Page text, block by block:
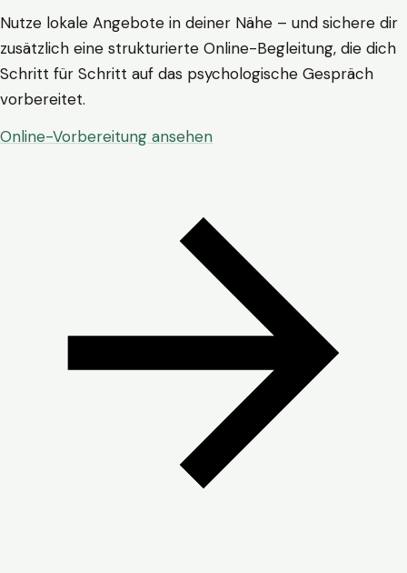
Nutze lokale Angebote in deiner Nähe – und sichere dir
zusätzlich eine strukturierte Online-Begleitung, die dich
Schritt für Schritt auf das psychologische Gespräch
vorbereitet.
Online-Vorbereitung ansehen